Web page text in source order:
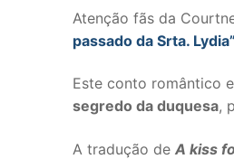
Atenção fãs da
passado da Srta. Lydia”
Este conto romântico
segredo da duquesa,
A tradução de A kiss